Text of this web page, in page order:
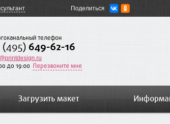
Поделиться
телефон
(495) 649-62-16
до 19:00 Перезвоните мне
Загрузить макет